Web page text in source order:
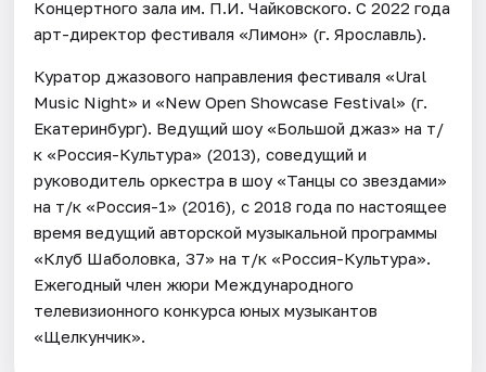
Концертного зала им. П.И. Чайковского. С 2022 года
арт-директор фестиваля «Лимон» (г. Ярославль).
Куратор джазового направления фестиваля «Ural
Music Night» и «New Open Showcase Festival» (г.
Екатеринбург). Ведущий шоу «Большой джаз» на т/
к «Россия-Культура» (2013), соведущий и
руководитель оркестра в шоу «Танцы со звездами»
на т/к «Россия-1» (2016), с 2018 года по настоящее
время ведущий авторской музыкальной программы
«Клуб Шаболовка, 37» на т/к «Россия-Культура».
Ежегодный член жюри Международного
телевизионного конкурса юных музыкантов
«Щелкунчик».